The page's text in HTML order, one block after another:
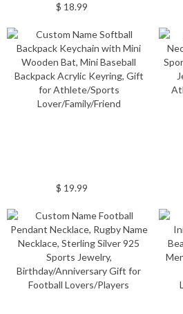
$ 18.99
$ 19.99